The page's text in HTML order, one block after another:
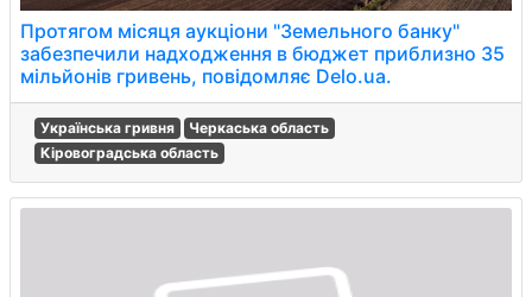
Протягом місяця аукціони "Земельного банку"
забезпечили надходження в бюджет приблизно 35
мільйонів гривень, повідомляє Delo.ua.
Українська гривня
Черкаська область
Кіровоградська область